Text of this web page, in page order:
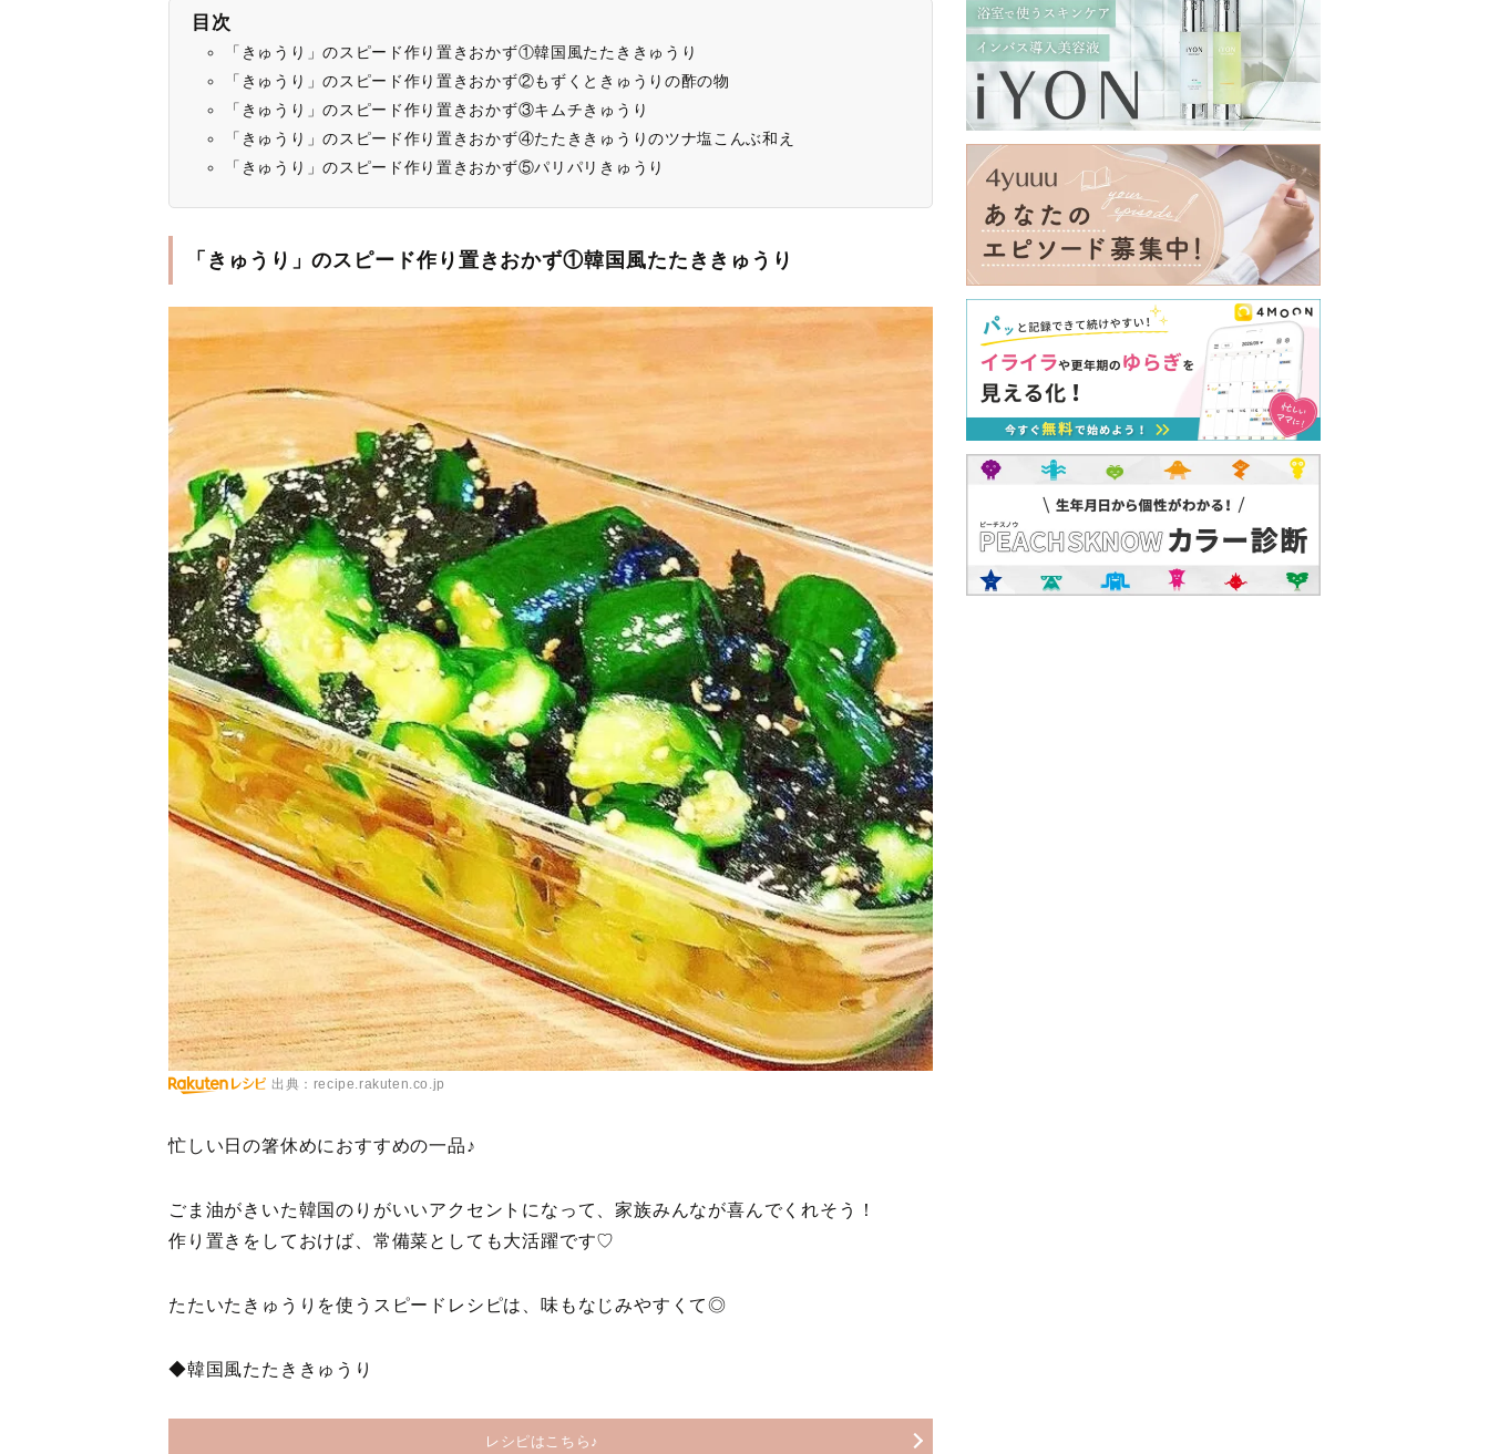
目次
「きゅうり」のスピード作り置きおかず①韓国風たたききゅうり
「きゅうり」のスピード作り置きおかず②もずくときゅうりの酢の物
「きゅうり」のスピード作り置きおかず③キムチきゅうり
「きゅうり」のスピード作り置きおかず④たたききゅうりのツナ塩こんぶ和え
「きゅうり」のスピード作り置きおかず⑤パリパリきゅうり
「きゅうり」のスピード作り置きおかず①韓国風たたききゅうり
出典：recipe.rakuten.co.jp
忙しい日の箸休めにおすすめの一品♪
ごま油がきいた韓国のりがいいアクセントになって、家族みんなが喜んでくれそう！
作り置きをしておけば、常備菜としても大活躍です♡
たたいたきゅうりを使うスピードレシピは、味もなじみやすくて◎
◆韓国風たたききゅうり
レシピはこちら♪